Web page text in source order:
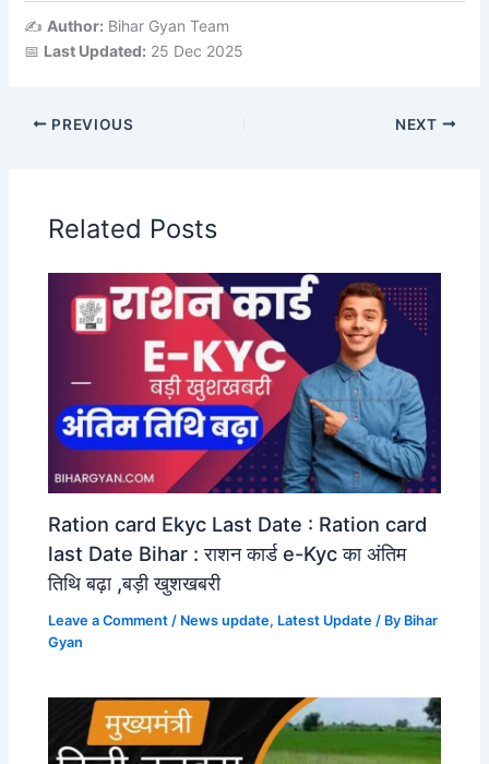
✍️ Author: Bihar Gyan Team
📅 Last Updated: 25 Dec 2025
PREVIOUS NEXT
Related Posts
Ration card Ekyc Last Date : Ration card
last Date Bihar : राशन कार्ड e-Kyc का अंतिम
तिथि बढ़ा ,बड़ी खुशखबरी
Leave a Comment / News update, Latest Update / By Bihar
Gyan